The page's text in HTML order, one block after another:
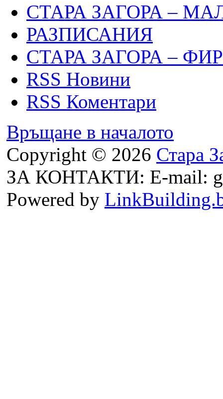
СТАРА ЗАГОРА –
РАЗПИСАНИЯ
СТАРА ЗАГОРА –
RSS Новини
RSS Коментари
Връщане в началото
Copyright © 2026 Стара
ЗА КОНТАКТИ: E-mail:
Powered by